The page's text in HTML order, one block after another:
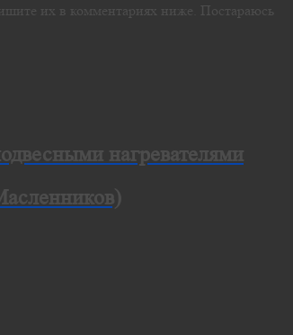
их в комментариях ниже. Постараюсь
нагревателями